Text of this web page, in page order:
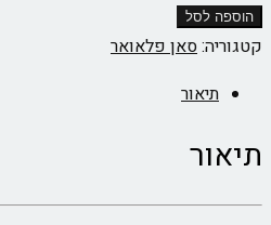
סאן פלאואר